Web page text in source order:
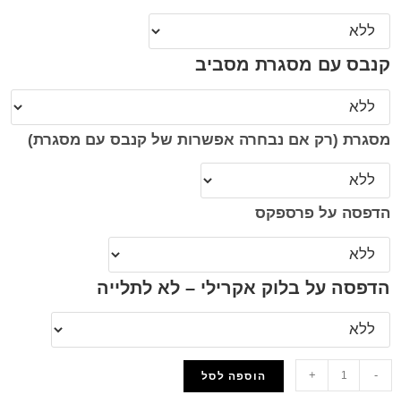
קנבס עם מסגרת מסביב
מסגרת (רק אם נבחרה אפשרות של קנבס עם מסגרת)
הדפסה על פרספקס
הדפסה על בלוק אקרילי – לא לתלייה
-
+ הוספה לסל